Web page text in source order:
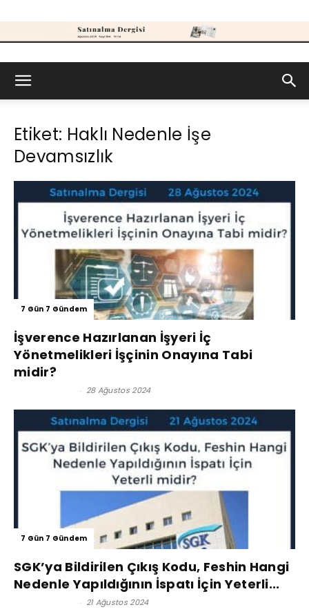
Dergisi
Etiket: Haklı Nedenle İşe
Devamsızlık
7 Gün 7 Gündem
İşverence Hazırlanan İşyeri İç
Yönetmelikleri İşçinin Onayına Tabi
midir?
- 28 Ağustos 2024
7 Gün 7 Gündem
SGK’ya Bildirilen Çıkış Kodu, Feshin Hangi
Nedenle Yapıldığının İspatı İçin Yeterli...
- 21 Ağustos 2024